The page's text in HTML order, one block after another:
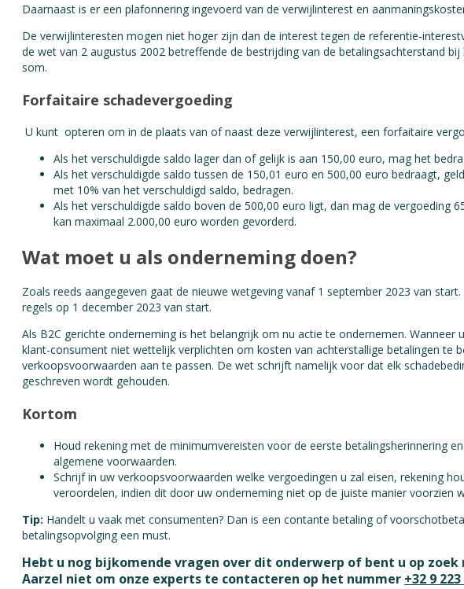
Daarnaast is er een plafonnering ingevoerd van de verwijlinterest en
De verwijlinteresten mogen niet hoger zijn dan de interest tegen de referentie-
de wet van 2 augustus 2002 betreffende de bestrijding van de betalingsachterstand
som.
Forfaitaire schadevergoeding
U kunt opteren om in de plaats van of naast deze verwijlinterest, een forfaitaire
Als het verschuldigde saldo lager dan of gelijk is aan 150,00 euro, mag het
Als het verschuldigde saldo tussen de 150,01 euro en 500,00 euro bedraagt,
met 10% van het verschuldigd saldo, bedragen.
Als het verschuldigde saldo boven de 500,00 euro ligt, dan mag de vergoeding
kan maximaal 2.000,00 euro worden gevorderd.
Wat moet u als onderneming doen?
Zoals reeds aangegeven gaat de nieuwe wetgeving vanaf 1 september 2023 van
regels op 1 december 2023 van start.
Als B2C gerichte onderneming is het belangrijk om nu actie te ondernemen.
klant-consument niet wettelijk verplichten om kosten van achterstallige betalingen te
verkoopsvoorwaarden aan te passen. De wet schrijft namelijk voor dat elk
geschreven wordt gehouden.
Kortom
Houd rekening met de minimumvereisten voor de eerste betalingsherinnering
algemene voorwaarden.
Schrijf in uw verkoopsvoorwaarden welke vergoedingen u zal eisen, rekening
veroordelen, indien dit door uw onderneming niet op de juiste manier voorzien
Tip: Handelt u vaak met consumenten? Dan is een contante betaling of
betalingsopvolging een must.
Hebt u nog bijkomende vragen over dit onderwerp of bent u op
Aarzel niet om onze experts te contacteren op het nummer +32 9